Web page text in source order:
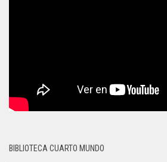
BIBLIOTECA CUARTO MUNDO